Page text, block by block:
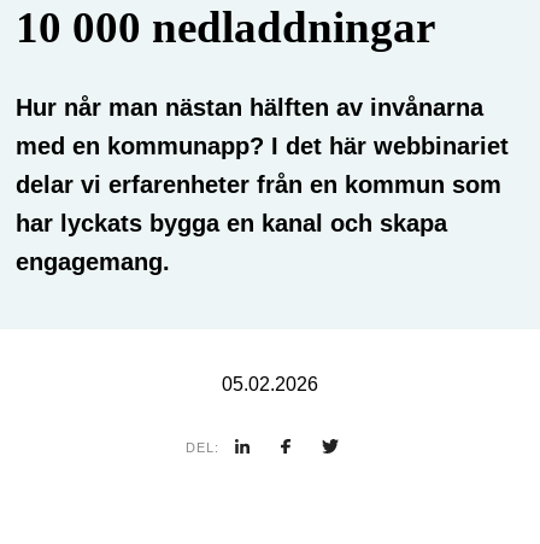
10 000 nedladdningar
Hur når man nästan hälften av invånarna
med en kommunapp? I det här webbinariet
delar vi erfarenheter från en kommun som
har lyckats bygga en kanal och skapa
engagemang.
05.02.2026
DEL: